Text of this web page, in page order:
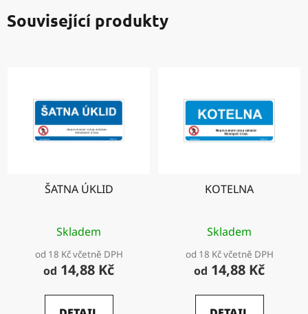
Související produkty
ŠATNA ÚKLID
Skladem
od 18 Kč včetně DPH
od 14,88 Kč
KOTELNA
Skladem
od 18 Kč včetně DPH
od 14,88 Kč